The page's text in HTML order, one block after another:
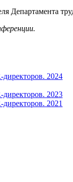
Департамента
2024
2023
2021